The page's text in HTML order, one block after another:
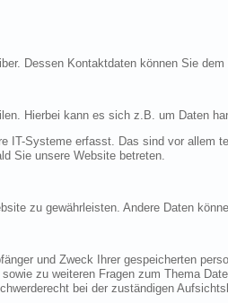
Dessen Kontaktdaten können Sie
Hierbei kann es sich z.B. um Daten
IT-Systeme erfasst. Das sind vor allem
Sie unsere Website betreten.
zu gewährleisten. Andere Daten
und Zweck Ihrer gespeicherten
zu weiteren Fragen zum Thema
bei der zuständigen